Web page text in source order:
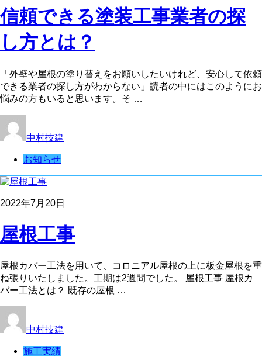
信頼できる塗装工事業者の探
し方とは？
「外壁や屋根の塗り替えをお願いしたいけれど、安心して依頼
できる業者の探し方がわからない」読者の中にはこのようにお
悩みの方もいると思います。そ …
中村技建
お知らせ
2022年7月20日
屋根工事
屋根カバー工法を用いて、コロニアル屋根の上に板金屋根を重
ね張りいたしました。工期は2週間でした。 屋根工事 屋根カ
バー工法とは？ 既存の屋根 …
中村技建
施工実績